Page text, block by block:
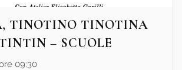
TINOTINO TINOTINA
– SCUOLE
09:30